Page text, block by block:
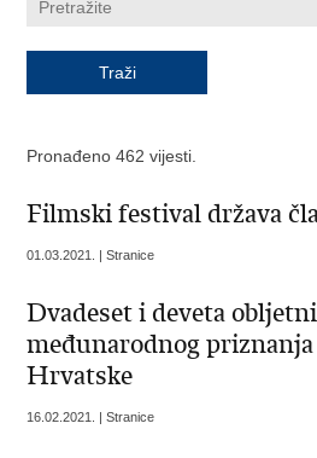
Pronađeno 462 vijesti.
Filmski festival država
01.03.2021. | Stranice
Dvadeset i deveta
međunarodnog
Hrvatske
16.02.2021. | Stranice